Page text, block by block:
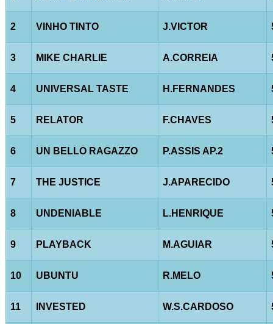
2 VINHO TINTO J.VICTOR
3 MIKE CHARLIE A.CORREIA
4 UNIVERSAL TASTE H.FERNANDES
5 RELATOR F.CHAVES
6 UN BELLO RAGAZZO P.ASSIS AP.2
7 THE JUSTICE J.APARECIDO
8 UNDENIABLE L.HENRIQUE
9 PLAYBACK M.AGUIAR
10 UBUNTU R.MELO
11 INVESTED W.S.CARDOSO